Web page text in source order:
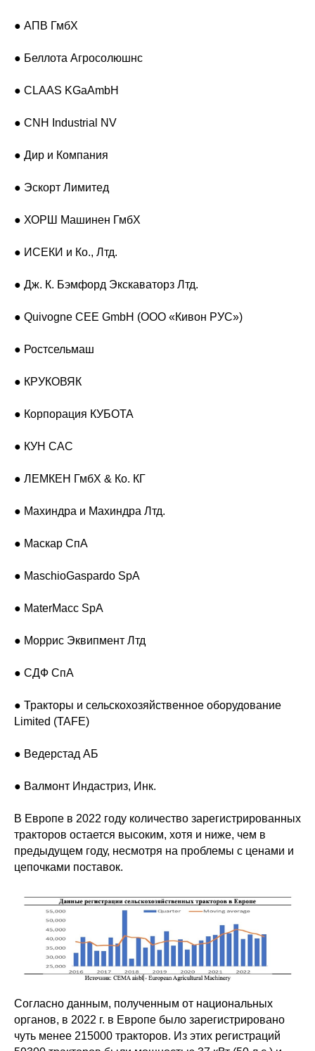
● АПВ ГмбХ
● Беллота Агросолюшнс
● CLAAS KGaAmbH
● CNH Industrial NV
● Дир и Компания
● Эскорт Лимитед
● ХОРШ Машинен ГмбХ
● ИСЕКИ и Ко., Лтд.
● Дж. К. Бэмфорд Экскаваторз Лтд.
● Quivogne CEE GmbH (ООО «Кивон РУС»)
● Ростсельмаш
● КРУКОВЯК
● Корпорация КУБОТА
● КУН САС
● ЛЕМКЕН ГмбХ & Ко. КГ
● Махиндра и Махиндра Лтд.
● Маскар СпА
● MaschioGaspardo SpA
● MaterMacc SpA
● Моррис Эквипмент Лтд
● СДФ СпА
● Тракторы и сельскохозяйственное оборудование
Limited (TAFE)
● Ведерстад АБ
● Валмонт Индастриз, Инк.
В Европе в 2022 году количество зарегистрированных
тракторов остается высоким, хотя и ниже, чем в
предыдущем году, несмотря на проблемы с ценами и
цепочками поставок.
Согласно данным, полученным от национальных
органов, в 2022 г. в Европе было зарегистрировано
чуть менее 215000 тракторов. Из этих регистраций